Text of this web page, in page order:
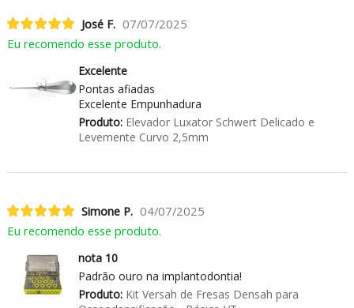
José F. 07/07/2025
Eu recomendo esse produto.
Excelente
Pontas afiadas
Excelente Empunhadura
Produto:Elevador Luxator Schwert Delicado e
Levemente Curvo 2,5mm
Simone P. 04/07/2025
Eu recomendo esse produto.
nota 10
Padrão ouro na implantodontia!
Produto:Kit Versah de Fresas Densah para